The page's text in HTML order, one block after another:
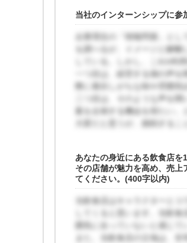
当社のインターンシップに参
企業理念の「情報問屋」と
を調べるが、イメージと解
している。しかし、これh利
一つ目は、経営する側の声
際に着目しがちな味や雰囲
二つ目は、そのような声を
案を企画する機会を得たい
大変だと思うが、挑戦するこ
あなたの身近にある飲食店
その店舗が魅力を高め、売
てください。(400字以内)
当飲食店はキャラクターと
してくると思います。当飲
また、当飲食店の立地は、